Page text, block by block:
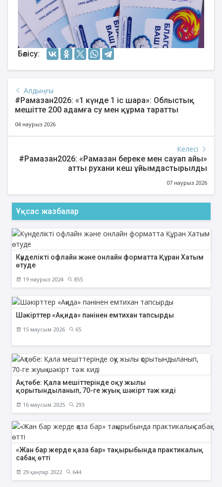
Бөлісу:
Алдыңғы
#Рамазан2026: «1 күнде 1 іс шара»: Облыстық
мешітте 200 адамға су мен құрма таратты
04 наурыз 2026
Келесі
#Рамазан2026: «Рамазан береке мен сауап айы»
атты рухани кеш ұйымдастырылды
07 наурыз 2026
Ұқсас жазбалар
Күнделікті офлайн және онлайн форматта Құран Хатым
өтуде
19 наурыз 2024 855
Шәкірттер «Ақида» пәнінен емтихан тапсырды
15 маусым 2026 65
Ақтөбе: Қала мешіттерінде оқу жылы
қорытындыланып, 70-ге жуық шәкірт тәж киді
16 маусым 2025 293
«Жан бар жерде қаза бар» тақырыбында практикалық
сабақ өтті
29 қаңтар 2022 644